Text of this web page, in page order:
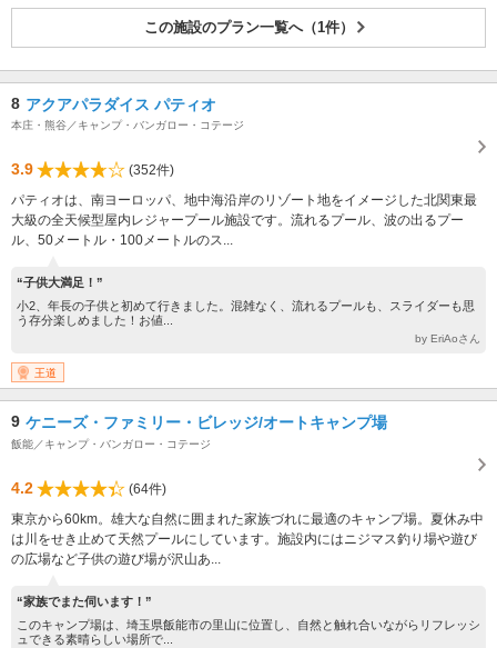
この施設のプラン一覧へ（1件）
8 アクアパラダイス パティオ
本庄・熊谷／キャンプ・バンガロー・コテージ
3.9
(352件)
パティオは、南ヨーロッパ、地中海沿岸のリゾート地をイメージした北関東最
大級の全天候型屋内レジャープール施設です。流れるプール、波の出るプー
ル、50メートル・100メートルのス...
“子供大満足！”
小2、年長の子供と初めて行きました。混雑なく、流れるプールも、スライダーも思
う存分楽しめました！お値...
by EriAoさん
王道
9 ケニーズ・ファミリー・ビレッジ/オートキャンプ場
飯能／キャンプ・バンガロー・コテージ
4.2
(64件)
東京から60km。雄大な自然に囲まれた家族づれに最適のキャンプ場。夏休み中
は川をせき止めて天然プールにしています。施設内にはニジマス釣り場や遊び
の広場など子供の遊び場が沢山あ...
“家族でまた伺います！”
このキャンプ場は、埼玉県飯能市の里山に位置し、自然と触れ合いながらリフレッシ
ュできる素晴らしい場所で...